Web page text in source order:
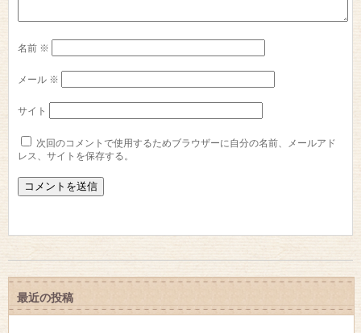
名前 ※
メール ※
サイト
次回のコメントで使用するためブラウザーに自分の名前、メールアド
レス、サイトを保存する。
最近の投稿